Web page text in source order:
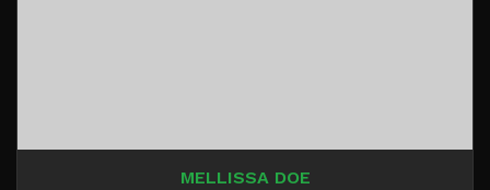
MELLISSA DOE